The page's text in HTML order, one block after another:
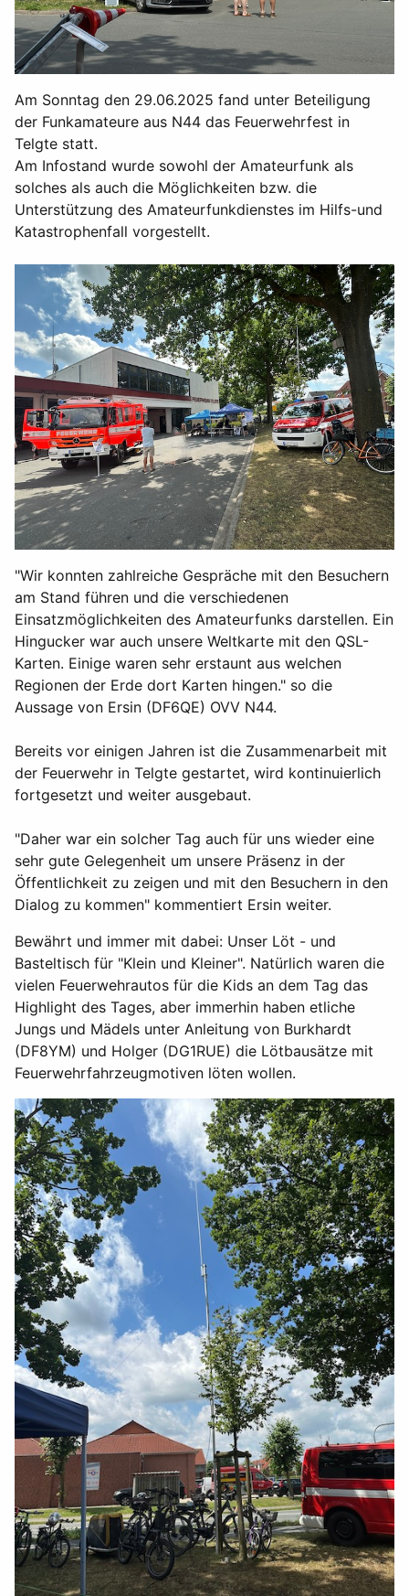
Am Sonntag den 29.06.2025 fand unter Beteiligung
der Funkamateure aus N44 das Feuerwehrfest in
Telgte statt.
Am Infostand wurde sowohl der Amateurfunk als
solches als auch die Möglichkeiten bzw. die
Unterstützung des Amateurfunkdienstes im Hilfs-und
Katastrophenfall vorgestellt.
"Wir konnten zahlreiche Gespräche mit den Besuchern
am Stand führen und die verschiedenen
Einsatzmöglichkeiten des Amateurfunks darstellen. Ein
Hingucker war auch unsere Weltkarte mit den QSL-
Karten. Einige waren sehr erstaunt aus welchen
Regionen der Erde dort Karten hingen." so die
Aussage von Ersin (DF6QE) OVV N44.
Bereits vor einigen Jahren ist die Zusammenarbeit mit
der Feuerwehr in Telgte gestartet, wird kontinuierlich
fortgesetzt und weiter ausgebaut.
"Daher war ein solcher Tag auch für uns wieder eine
sehr gute Gelegenheit um unsere Präsenz in der
Öffentlichkeit zu zeigen und mit den Besuchern in den
Dialog zu kommen" kommentiert Ersin weiter.
Bewährt und immer mit dabei: Unser Löt - und
Basteltisch für "Klein und Kleiner". Natürlich waren die
vielen Feuerwehrautos für die Kids an dem Tag das
Highlight des Tages, aber immerhin haben etliche
Jungs und Mädels unter Anleitung von Burkhardt
(DF8YM) und Holger (DG1RUE) die Lötbausätze mit
Feuerwehrfahrzeugmotiven löten wollen.